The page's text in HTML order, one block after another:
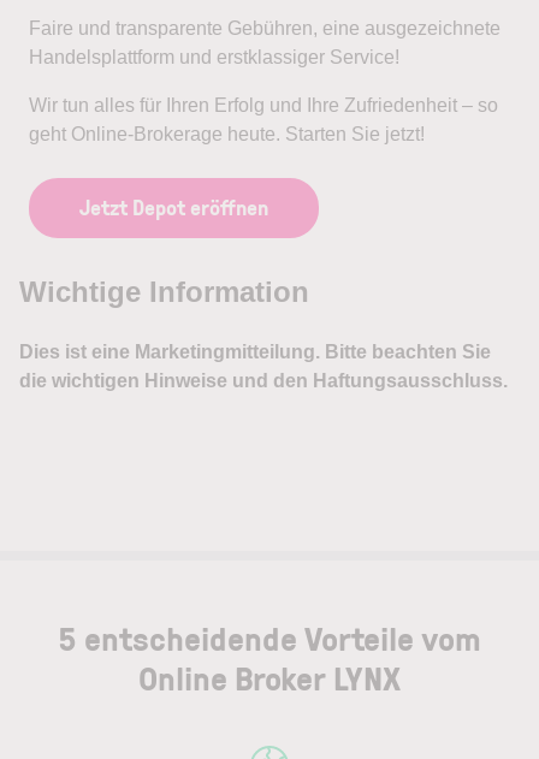
Faire und transparente Gebühren, eine ausgezeichnete
Handelsplattform und erstklassiger Service!
Wir tun alles für Ihren Erfolg und Ihre Zufriedenheit – so
geht Online-Brokerage heute. Starten Sie jetzt!
Jetzt Depot eröffnen
5 entscheidende Vorteile vom
Online Broker LYNX